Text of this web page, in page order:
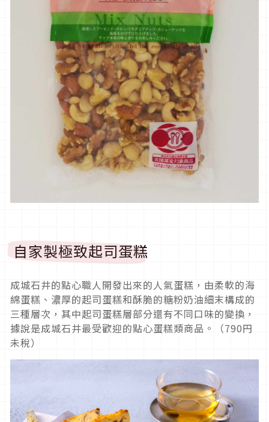
自家製極致起司蛋糕
成城石井的點心職人開發出來的人氣蛋糕，由柔軟的海
綿蛋糕、濃厚的起司蛋糕和酥脆的糖粉奶油細末構成的
三種層次，其中起司蛋糕層部分還有不同口味的變換，
據說是成城石井最受歡迎的點心蛋糕類商品。（790円
未稅）